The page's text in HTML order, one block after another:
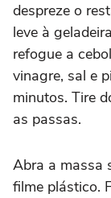
despreze o
leve à
refogue a
vinagre, sal e
minutos. Tire
as passas.
Abra a massa
filme plástico.